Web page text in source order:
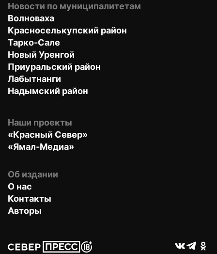
Новости по муниципалитетам
Волноваха
Красноселькупский район
Тарко-Сале
Новый Уренгой
Приуральский район
Лабытнанги
Надымский район
Наши проекты
«Красный Север»
«Ямал-Медиа»
Об издании
О нас
Контакты
Авторы